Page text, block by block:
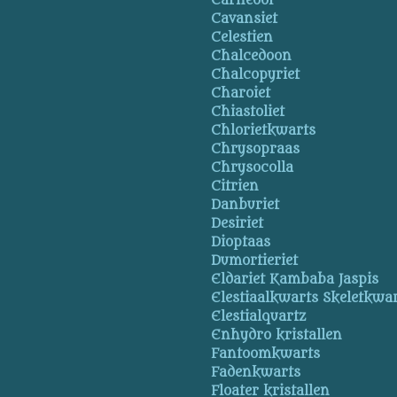
Cavansiet
Celestien
Chalcedoon
Chalcopyriet
Charoiet
Chiastoliet
Chlorietkwarts
Chrysopraas
Chrysocolla
Citrien
Danburiet
Desiriet
Dioptaas
Dumortieriet
Eldariet Kambaba Jaspis
Elestiaalkwarts
Elestialquartz
Enhydro kristallen
Fantoomkwarts
Fadenkwarts
Floater kristallen